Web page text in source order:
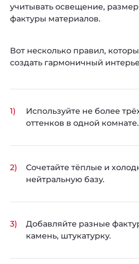
учитывать освещение,
фактуры материалов.
Вот несколько правил,
создать гармоничный
Используйте не более
оттенков в одной комнате.
Сочетайте тёплые и
нейтральную базу.
Добавляйте разные
камень, штукатурку.